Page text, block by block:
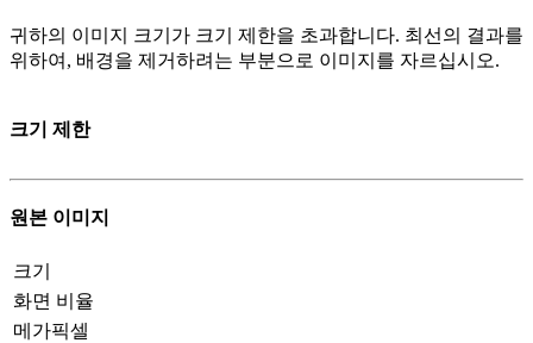
귀하의 이미지 크기가 크기 제한을 초과합니다. 최선의 결과를
위하여, 배경을 제거하려는 부분으로 이미지를 자르십시오.
크기 제한
원본 이미지
크기
화면 비율
메가픽셀